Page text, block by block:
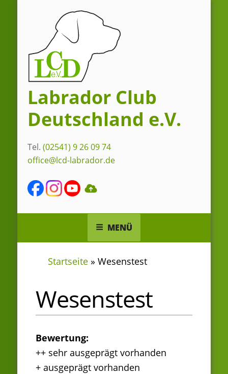
springen
Labrador Club
Deutschland e.V.
Tel. (02541) 9 26 09 74
office@lcd-labrador.de
MENÜ
Startseite » Wesenstest
Wesenstest
Bewertung:
++ sehr ausgeprägt vorhanden
+ ausgeprägt vorhanden